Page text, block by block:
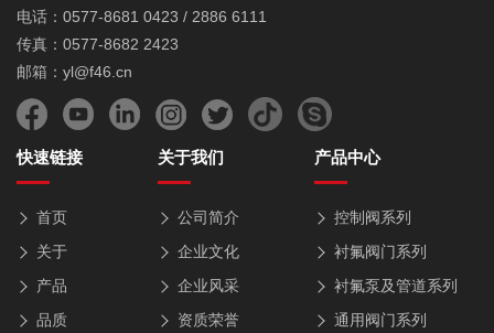
电话：0577-8681 0423 / 2886 6111
传真：0577-8682 2423
邮箱：yl@f46.cn
快速链接
首页
关于
产品
品质
关于我们
公司简介
企业文化
企业风采
资质荣誉
产品中心
控制阀系列
衬氟阀门系列
衬氟泵及管道系列
通用阀门系列